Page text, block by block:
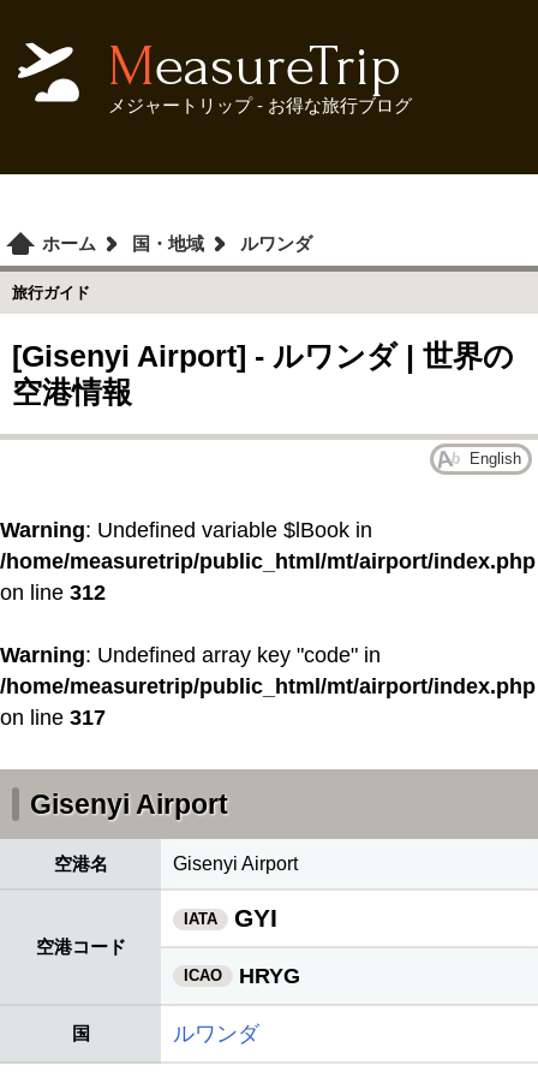
MeasureTrip
メジャートリップ - お得な旅行ブログ
ホーム 国・地域 ルワンダ
旅行ガイド
[Gisenyi Airport] - ルワンダ | 世界の
空港情報
English
Warning: Undefined variable $lBook in
/home/measuretrip/public_html/mt/airport/index.php
on line 312
Warning: Undefined array key "code" in
/home/measuretrip/public_html/mt/airport/index.php
on line 317
Gisenyi Airport
空港名 Gisenyi Airport
空港コード
IATA GYI
ICAO HRYG
国 ルワンダ